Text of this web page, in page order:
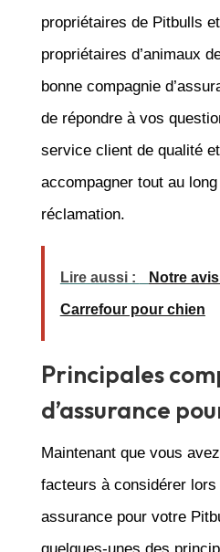
propriétaires de Pitbulls et
propriétaires d’animaux
bonne compagnie
de répondre à vos
service client de qualité
accompagner tout au
réclamation.
Lire aussi : Notre
Carrefour pour chien
Principales
d’assurance
Maintenant que vous
facteurs à considérer lors
assurance pour votre